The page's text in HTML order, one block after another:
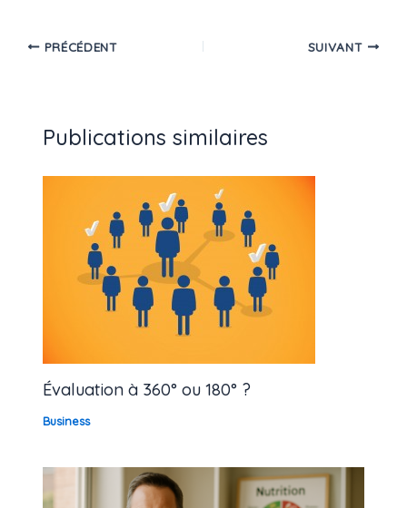
PRÉCÉDENT SUIVANT
Publications similaires
Évaluation à 360° ou 180° ?
Business